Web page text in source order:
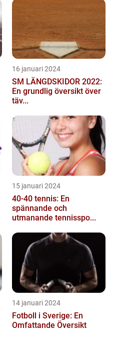
16 januari 2024
SM LÄNGDSKIDOR 2022:
En grundlig översikt över
täv...
15 januari 2024
40-40 tennis: En
spännande och
utmanande tennisspo...
14 januari 2024
Fotboll i Sverige: En
Omfattande Översikt